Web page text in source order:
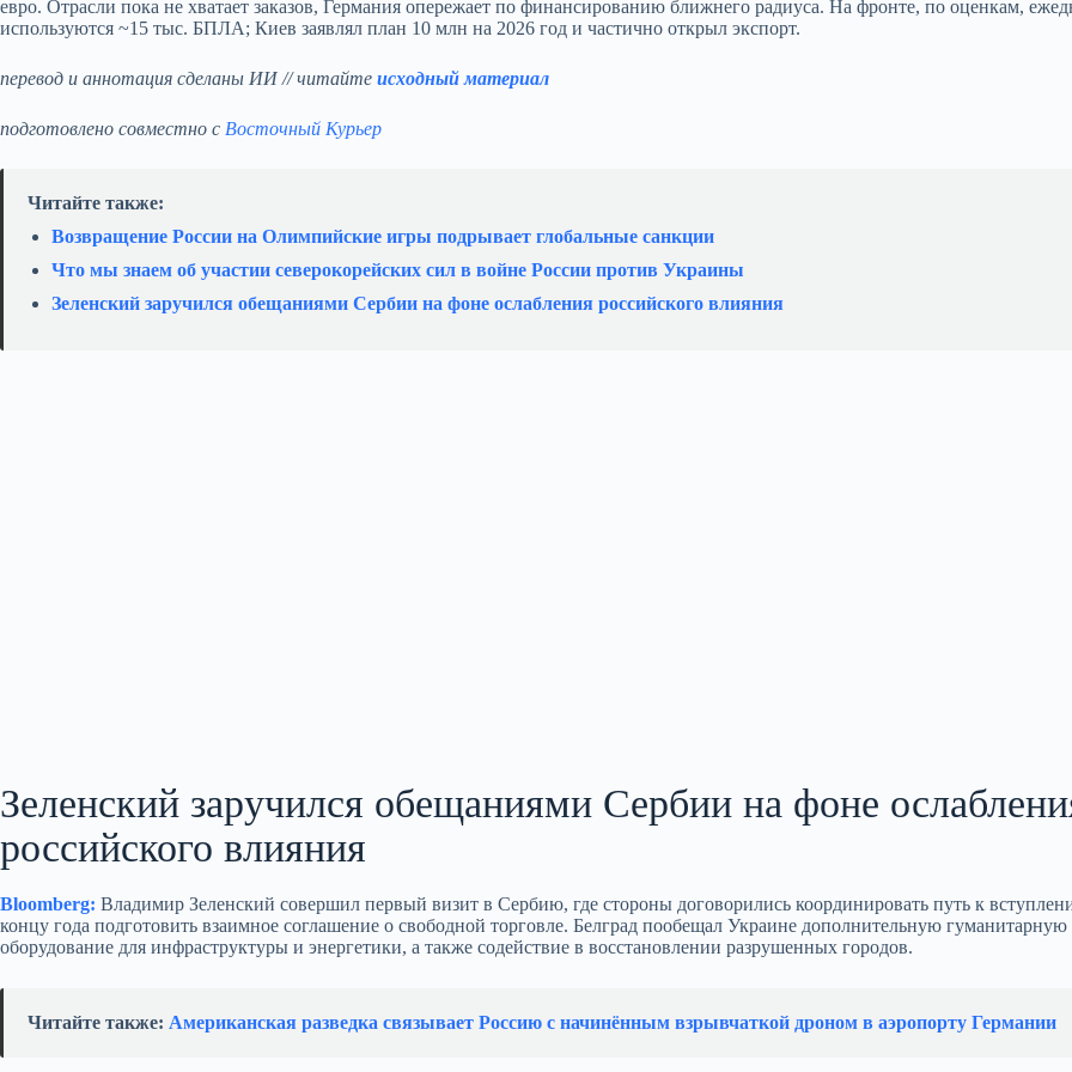
евро. Отрасли пока не хватает заказов, Германия опережает по финансированию ближнего радиуса. На фронте, по оценкам,
используются ~15 тыс. БПЛА; Киев заявлял план 10 млн на 2026 год и частично открыл экспорт.
перевод и аннотация сделаны ИИ // читайте исходный материал
подготовлено совместно с Восточный Курьер
Читайте также:
Возвращение России на Олимпийские игры подрывает глобальные санкции
Что мы знаем об участии северокорейских сил в войне России против Украины
Зеленский заручился обещаниями Сербии на фоне ослабления российского влияния
Зеленский заручился обещаниями Сербии на фоне
российского влияния
Bloomberg: Владимир Зеленский совершил первый визит в Сербию, где стороны договорились координировать путь к
концу года подготовить взаимное соглашение о свободной торговле. Белград пообещал Украине дополнительную
оборудование для инфраструктуры и энергетики, а также содействие в восстановлении разрушенных городов.
Читайте также: Американская разведка связывает Россию с начинённым взрывчаткой дроном в аэропорту Германии